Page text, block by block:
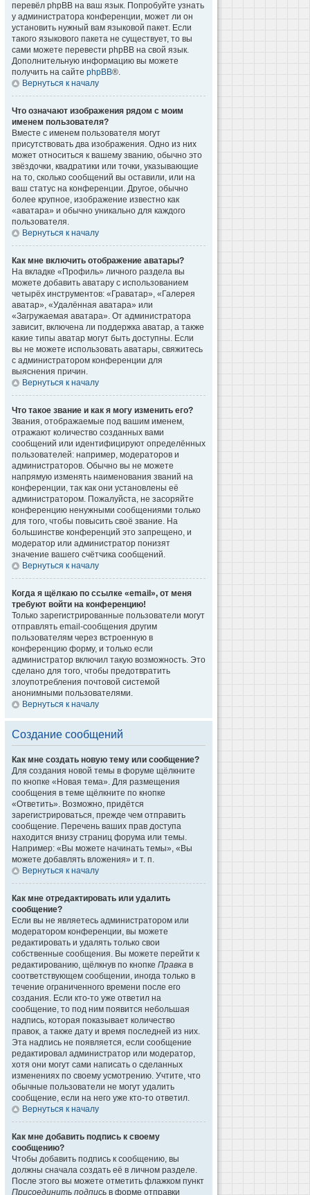
перевёл phpBB на ваш язык. Попробуйте узнать
у администратора конференции, может ли он
установить нужный вам языковой пакет. Если
такого языкового пакета не существует, то вы
сами можете перевести phpBB на свой язык.
Дополнительную информацию вы можете
получить на сайте phpBB®.
Вернуться к началу
Что означают изображения рядом с моим
именем пользователя?
Вместе с именем пользователя могут
присутствовать два изображения. Одно из них
может относиться к вашему званию, обычно это
звёздочки, квадратики или точки, указывающие
на то, сколько сообщений вы оставили, или на
ваш статус на конференции. Другое, обычно
более крупное, изображение известно как
«аватара» и обычно уникально для каждого
пользователя.
Вернуться к началу
Как мне включить отображение аватары?
На вкладке «Профиль» личного раздела вы
можете добавить аватару с использованием
четырёх инструментов: «Граватар», «Галерея
аватар», «Удалённая аватара» или
«Загружаемая аватара». От администратора
зависит, включена ли поддержка аватар, а также
какие типы аватар могут быть доступны. Если
вы не можете использовать аватары, свяжитесь
с администратором конференции для
выяснения причин.
Вернуться к началу
Что такое звание и как я могу изменить его?
Звания, отображаемые под вашим именем,
отражают количество созданных вами
сообщений или идентифицируют определённых
пользователей: например, модераторов и
администраторов. Обычно вы не можете
напрямую изменять наименования званий на
конференции, так как они установлены её
администратором. Пожалуйста, не засоряйте
конференцию ненужными сообщениями только
для того, чтобы повысить своё звание. На
большинстве конференций это запрещено, и
модератор или администратор понизят
значение вашего счётчика сообщений.
Вернуться к началу
Когда я щёлкаю по ссылке «email», от меня
требуют войти на конференцию!
Только зарегистрированные пользователи могут
отправлять email-сообщения другим
пользователям через встроенную в
конференцию форму, и только если
администратор включил такую возможность. Это
сделано для того, чтобы предотвратить
злоупотребления почтовой системой
анонимными пользователями.
Вернуться к началу
Создание сообщений
Как мне создать новую тему или сообщение?
Для создания новой темы в форуме щёлкните
по кнопке «Новая тема». Для размещения
сообщения в теме щёлкните по кнопке
«Ответить». Возможно, придётся
зарегистрироваться, прежде чем отправить
сообщение. Перечень ваших прав доступа
находится внизу страниц форума или темы.
Например: «Вы можете начинать темы», «Вы
можете добавлять вложения» и т. п.
Вернуться к началу
Как мне отредактировать или удалить
сообщение?
Если вы не являетесь администратором или
модератором конференции, вы можете
редактировать и удалять только свои
собственные сообщения. Вы можете перейти к
редактированию, щёлкнув по кнопке Правка в
соответствующем сообщении, иногда только в
течение ограниченного времени после его
создания. Если кто-то уже ответил на
сообщение, то под ним появится небольшая
надпись, которая показывает количество
правок, а также дату и время последней из них.
Эта надпись не появляется, если сообщение
редактировал администратор или модератор,
хотя они могут сами написать о сделанных
изменениях по своему усмотрению. Учтите, что
обычные пользователи не могут удалить
сообщение, если на него уже кто-то ответил.
Вернуться к началу
Как мне добавить подпись к своему
сообщению?
Чтобы добавить подпись к сообщению, вы
должны сначала создать её в личном разделе.
После этого вы можете отметить флажком пункт
Присоединить подпись в форме отправки